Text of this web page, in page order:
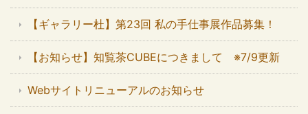
【ギャラリー杜】第23回 私の手仕事展作品募集！
【お知らせ】知覧茶CUBEにつきまして ※7/9更新
Webサイトリニューアルのお知らせ